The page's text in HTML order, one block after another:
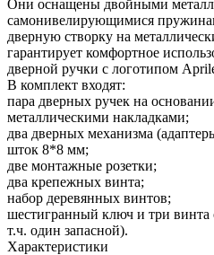
Они оснащены двойными
самонивелирующимися
дверную створку на
гарантирует комфортное
дверной ручки с логотипом
В комплект входят:
пара дверных ручек на
металлическими накладками;
два дверных механизма
шток 8*8 мм;
две монтажные розетки;
два крепежных винта;
набор деревянных винтов;
шестигранный ключ и три винта
т.ч. один запасной).
Характеристики